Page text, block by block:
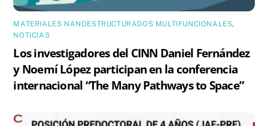
MATERIALES NANOESTRUCTURADOS MULTIFUNCIONALES,
NOTICIAS
Los investigadores del CINN Daniel Fernández
y Noemí López participan en la conferencia
internacional “The Many Pathways to Space”